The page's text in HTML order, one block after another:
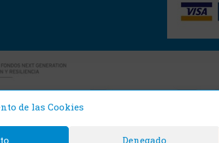
de las Cookies
Denegado